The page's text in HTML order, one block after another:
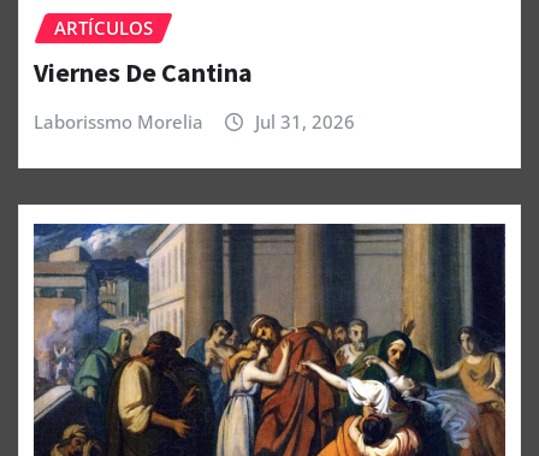
ARTÍCULOS
Viernes De Cantina
Laborissmo Morelia Jul 31, 2026